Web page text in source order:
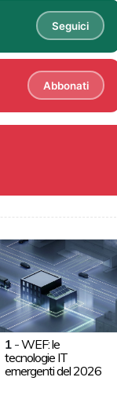
Seguici
Abbonati
1 -WEF: le
tecnologie IT
emergenti del 2026